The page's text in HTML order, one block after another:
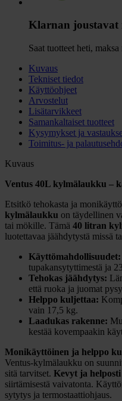
Klarnan joustavat
Saat tuotteet heti,
Kuvaus
Tekniset tiedot
Käyttöohjeet
Arvostelut
Lisätarvikkeet
Samankaltaiset tuotteet
Kysymykset ja
Toimitus- ja
Kuvaus
Ventus 40L kylmälaukku –
Etsitkö tehokasta ja
kylmälaukku on täydellinen
tai mökille. Tämä 40 litran
luotettavaa jäähdytystä missä
Käyttömahdollisuudet:
tupakansytyttimestä ja
Tehokas jäähdytys:
että ruoka ja juomat
Helppo kuljettaa:
vain 17,5 kg.
Laadukas rakenne:
kestää kovempaakin
Monikäyttöinen ja helppo
Ventus-kylmälaukku on
sitä tarvitset. Kevyt ja
siirtämisestä vaivatonta.
sytytys ja termostaattiohjaus.